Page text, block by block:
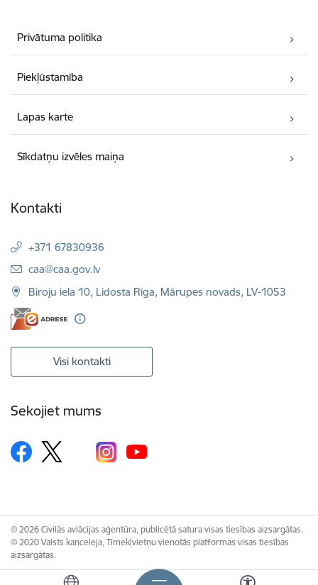
Privātuma politika
Piekļūstamība
Lapas karte
Sīkdatņu izvēles maiņa
Kontakti
+371 67830936
E-pasts:
caa@caa.gov.lv
Biroju iela 10, Lidosta Rīga, Mārupes novads, LV-1053
Visi kontakti
Sekojiet mums
© 2026 Civilās aviācijas aģentūra, publicētā satura visas tiesības aizsargātas.
© 2020 Valsts kanceleja, Tīmekļvietņu vienotās platformas visas tiesības
aizsargātas.